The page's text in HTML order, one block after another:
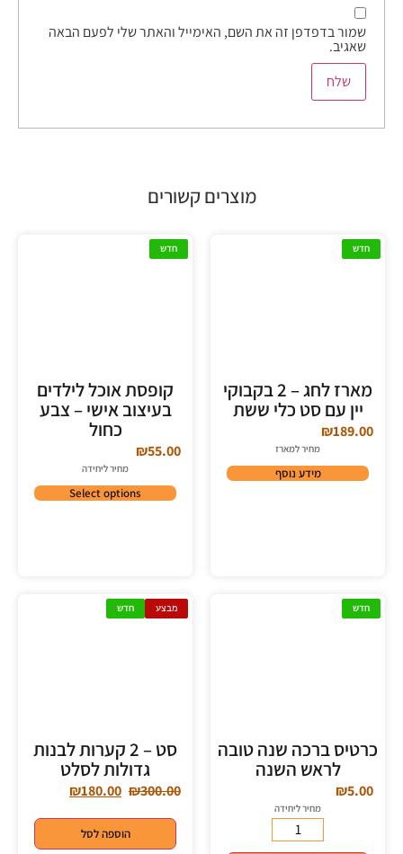
שמור בדפדפן זה את השם, האימייל והאתר שלי לפעם הבאה
שאגיב.
מוצרים קשורים
חדש
מארז לחג – 2 בקבוקי
יין עם סט כלי ששת
₪189.00
מחיר למארז
מידע נוסף
חדש
קופסת אוכל לילדים
בעיצוב אישי – צבע
כחול
₪55.00
מחיר ליחידה
Select options
חדש
כרטיס ברכה שנה טובה
לראש השנה
₪5.00
מחיר ליחידה
מבצע חדש
סט – 2 קערות לבנות
גדולות לסלט
₪300.00
₪180.00
הוספה לסל